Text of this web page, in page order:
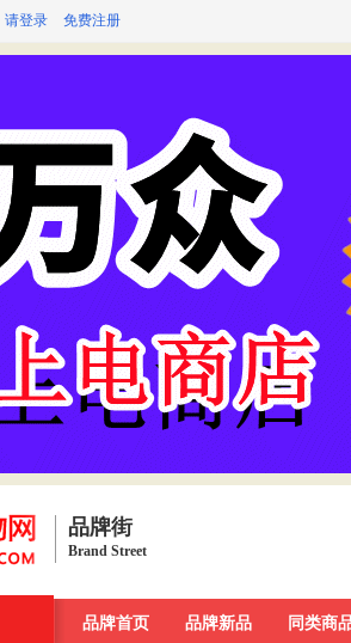
请登录 免费注册
品牌街
Brand Street
今日最大牌 新品发布汇 品牌库
品牌首页 品牌新品 同类商